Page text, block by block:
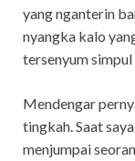
yang nganterin
nyangka kalo
tersenyum simpul .
Mendengar
tingkah. Saat
menjumpai